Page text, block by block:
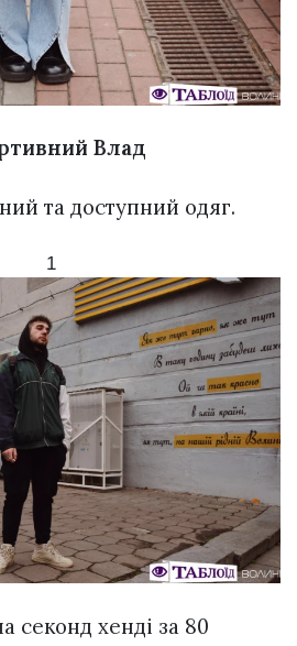
Влад
та доступний одяг.
1
секонд хенді за 80